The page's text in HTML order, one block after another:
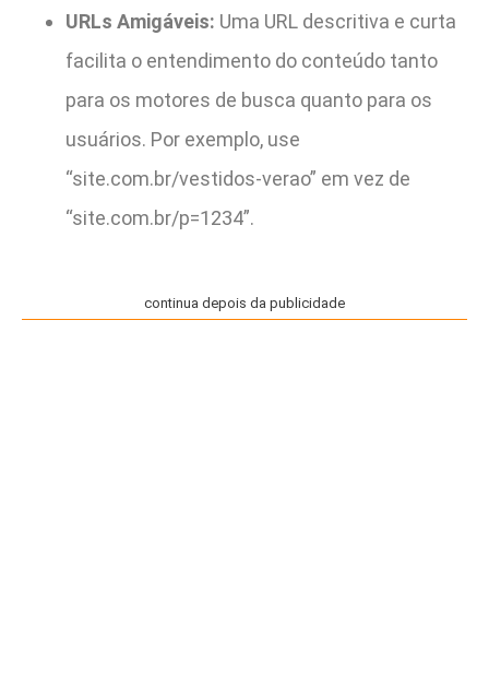
URLs Amigáveis: Uma URL descritiva e curta
facilita o entendimento do conteúdo tanto
para os motores de busca quanto para os
usuários. Por exemplo, use
“site.com.br/vestidos-verao” em vez de
“site.com.br/p=1234”.
continua depois da publicidade